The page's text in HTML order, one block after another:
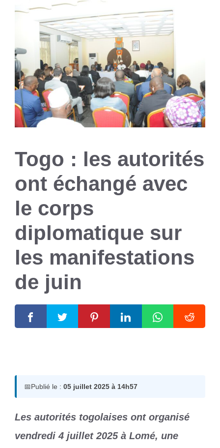
Togo : les autorités
ont échangé avec
le corps
diplomatique sur
les manifestations
de juin
📅Publié le : 05 juillet 2025 à 14h57
Les autorités togolaises ont organisé
vendredi 4 juillet 2025 à Lomé, une